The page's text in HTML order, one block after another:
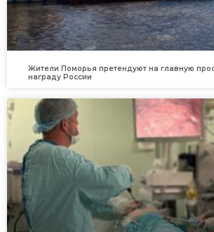
Жители Поморья претендуют на главную
награду России